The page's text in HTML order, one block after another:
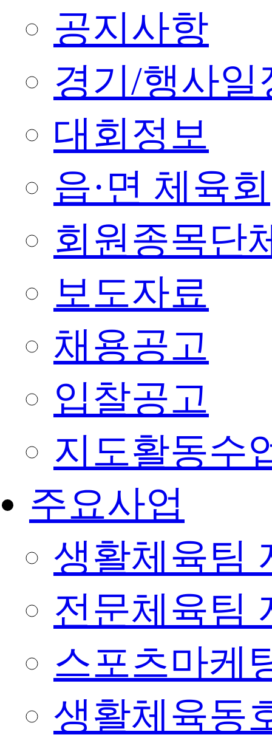
공지사항
경기/행사일
대회정보
읍·면 체육회
회원종목단
보도자료
채용공고
입찰공고
지도활동수
주요사업
생활체육팀
전문체육팀
스포츠마케
생활체육동